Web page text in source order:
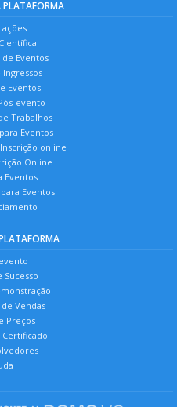
PLATAFORMA
de Eventos
Ingressos
Eventos
evento
Trabalhos
Eventos
online
Online
Eventos
Eventos
Sucesso
Vendas
Preços